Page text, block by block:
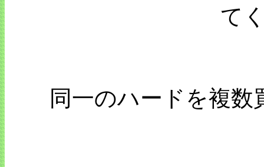
て
同一のハードを複